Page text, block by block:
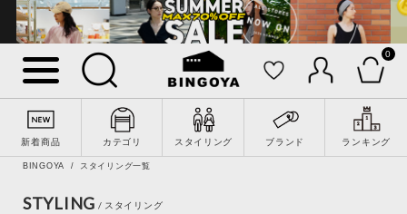
0
新着商品 カテゴリ スタイリング ブランド ランキング
詳細検索
BINGOYA スタイリング一覧
STYLING